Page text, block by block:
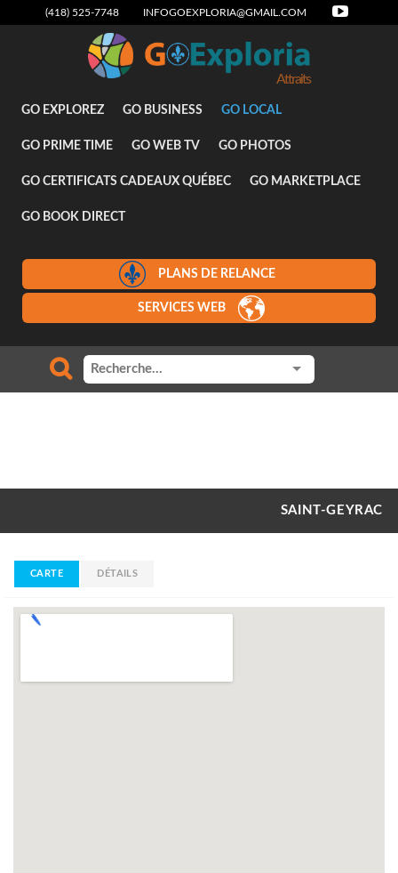
(418) 525-7748 INFOGOEXPLORIA@GMAIL.COM
Attraits
GO EXPLOREZ GO BUSINESS GO LOCAL
GO PRIME TIME GO WEB TV GO PHOTOS
GO CERTIFICATS CADEAUX QUÉBEC GO MARKETPLACE
GO BOOK DIRECT
PLANS DE RELANCE
SERVICES WEB
SAINT-GEYRAC
CARTE DÉTAILS